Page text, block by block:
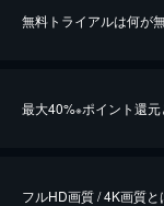
無料トライアルは何が
最大40%※ポイント還元
フルHD画質 / 4K画質と